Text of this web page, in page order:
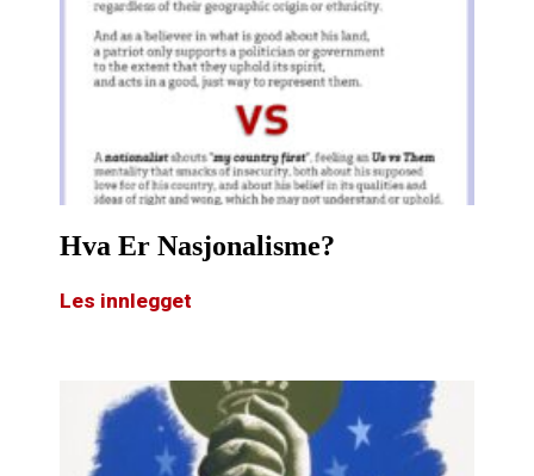
Hva Er Nasjonalisme?
Les innlegget